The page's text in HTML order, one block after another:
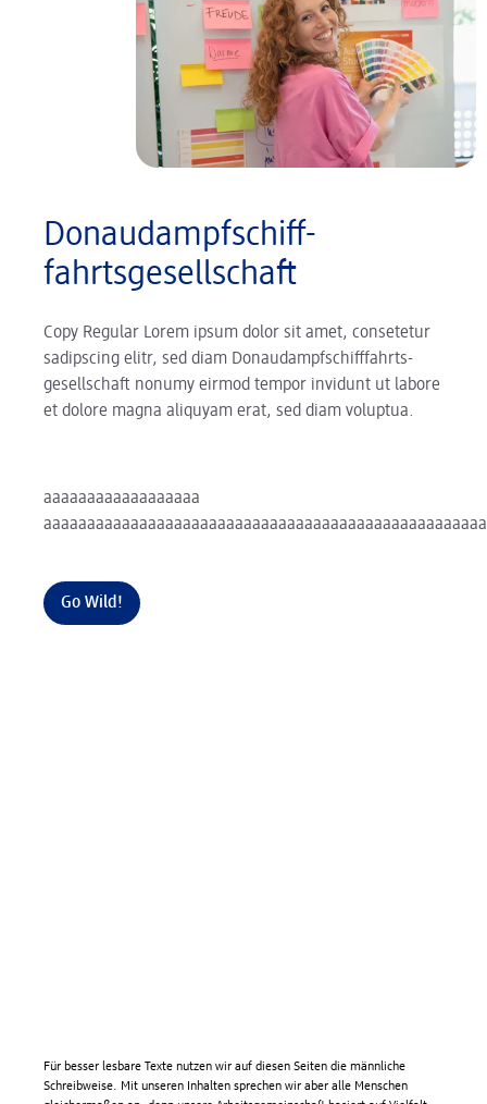
Donaudampf­schiff­
fahrtsgesellschaft
Copy Regular Lorem ipsum dolor sit amet, consetetur
sadipscing elitr, sed diam Donaudampfschifffahrts­
gesellschaft nonumy eirmod tempor invidunt ut labore
et dolore magna aliquyam erat, sed diam voluptua.
aaaaaaaaaaaaaaaaaa
Go Wild!
Für besser lesbare Texte nutzen wir auf diesen Seiten die männliche
Schreibweise. Mit unseren Inhalten sprechen wir aber alle Menschen